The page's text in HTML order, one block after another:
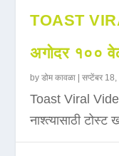
TOAST
अगोदर १००
byडोम कावळा |सप्टेंबर
Toast Viral
नाश्त्यासाठी